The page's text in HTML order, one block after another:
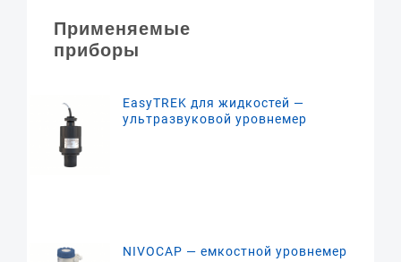
Применяемые
приборы
EasyTREK для жидкостей —
ультразвуковой уровнемер
NIVOCAP — емкостной уровнемер